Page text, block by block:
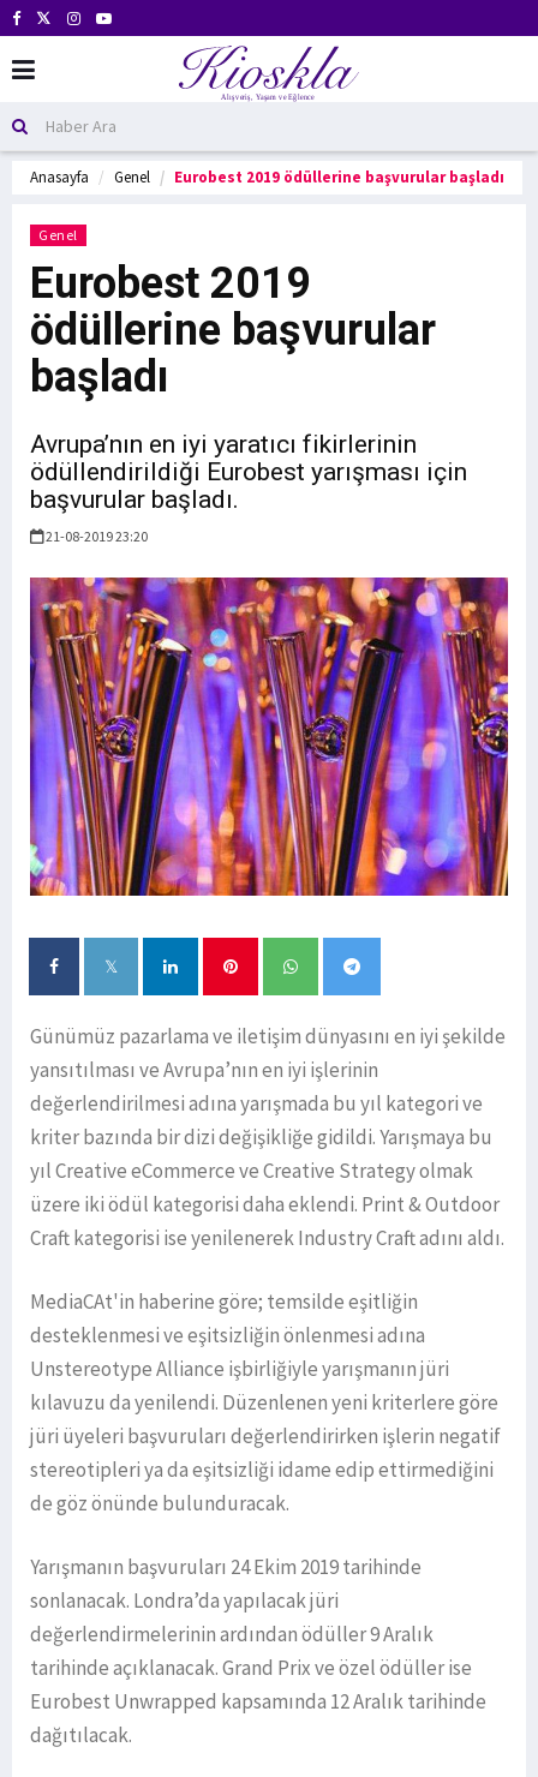
Anasayfa Genel Eurobest 2019 ödüllerine başvurular başladı
Genel
Eurobest 2019
ödüllerine başvurular
başladı
Avrupa’nın en iyi yaratıcı fikirlerinin
ödüllendirildiği Eurobest yarışması için
başvurular başladı.
21-08-2019 23:20
Günümüz pazarlama ve iletişim dünyasını en iyi şekilde
yansıtılması ve Avrupa’nın en iyi işlerinin
değerlendirilmesi adına yarışmada bu yıl kategori ve
kriter bazında bir dizi değişikliğe gidildi. Yarışmaya bu
yıl Creative eCommerce ve Creative Strategy olmak
üzere iki ödül kategorisi daha eklendi. Print & Outdoor
Craft kategorisi ise yenilenerek Industry Craft adını aldı.
MediaCAt'in haberine göre; temsilde eşitliğin
desteklenmesi ve eşitsizliğin önlenmesi adına
Unstereotype Alliance işbirliğiyle yarışmanın jüri
kılavuzu da yenilendi. Düzenlenen yeni kriterlere göre
jüri üyeleri başvuruları değerlendirirken işlerin negatif
stereotipleri ya da eşitsizliği idame edip ettirmediğini
de göz önünde bulunduracak.
Yarışmanın başvuruları 24 Ekim 2019 tarihinde
sonlanacak. Londra’da yapılacak jüri
değerlendirmelerinin ardından ödüller 9 Aralık
tarihinde açıklanacak. Grand Prix ve özel ödüller ise
Eurobest Unwrapped kapsamında 12 Aralık tarihinde
dağıtılacak.